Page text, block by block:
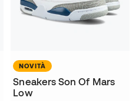
NOVITÀ
Sneakers Son Of Mars
Low